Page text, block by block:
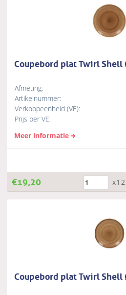
Coupebord plat Twirl
Afmeting:
Artikelnummer:
Verkoopeenheid (VE):
Prijs per VE:
Meer informatie
€19,20 x12
Coupebord plat Twirl